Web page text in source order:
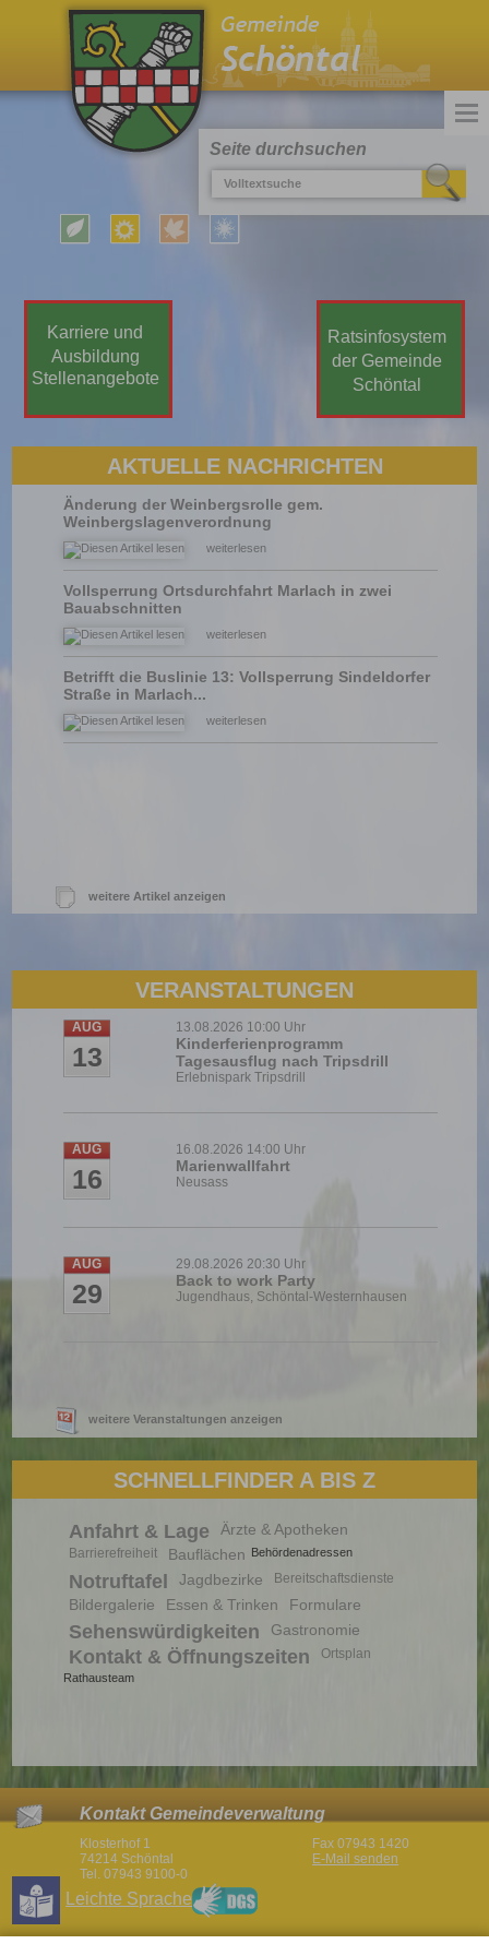
Karriere und
Ausbildung
Stellenangebote
Ratsinfosystem
der Gemeinde
Schöntal
Seite durchsuchen
AKTUELLE NACHRICHTEN
Änderung der Weinbergsrolle gem.
Weinbergslagenverordnung
weiterlesen
Vollsperrung Ortsdurchfahrt Marlach in zwei
Bauabschnitten
weiterlesen
Betrifft die Buslinie 13: Vollsperrung Sindeldorfer
Straße in Marlach...
weiterlesen
weitere Artikel anzeigen
VERANSTALTUNGEN
AUG
13
13.08.2026 10:00 Uhr
Kinderferienprogramm
Tagesausflug nach Tripsdrill
Erlebnispark Tripsdrill
AUG
16
16.08.2026 14:00 Uhr
Marienwallfahrt
Neusass
AUG
29
29.08.2026 20:30 Uhr
Back to work Party
Jugendhaus, Schöntal-Westernhausen
weitere Veranstaltungen anzeigen
SCHNELLFINDER A BIS Z
Anfahrt & Lage Ärzte & Apotheken
Barrierefreiheit Bauflächen Behördenadressen
Notruftafel Jagdbezirke Bereitschaftsdienste
Bildergalerie Essen & Trinken Formulare
Sehenswürdigkeiten Gastronomie
Kontakt & Öffnungszeiten Ortsplan
Rathausteam
Kontakt Gemeindeverwaltung
Klosterhof 1
74214 Schöntal
Tel. 07943 9100-0
Fax 07943 1420
E-Mail senden
Leichte Sprache